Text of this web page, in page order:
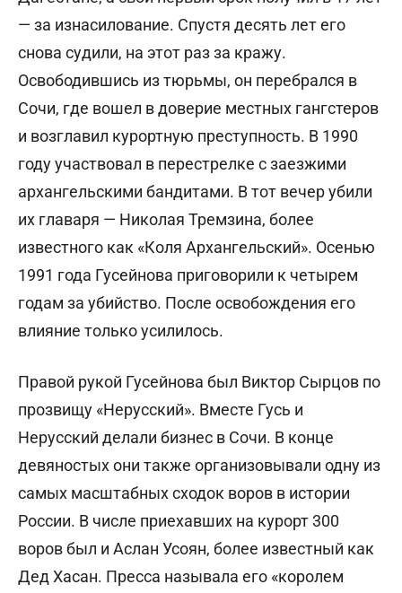
— за изнасилование. Спустя десять лет его
снова судили, на этот раз за кражу.
Освободившись из тюрьмы, он перебрался в
Сочи, где вошел в доверие местных гангстеров
и возглавил курортную преступность. В 1990
году участвовал в перестрелке с заезжими
архангельскими бандитами. В тот вечер убили
их главаря — Николая Тремзина, более
известного как «Коля Архангельский». Осенью
1991 года Гусейнова приговорили к четырем
годам за убийство. После освобождения его
влияние только усилилось.
Правой рукой Гусейнова был Виктор Сырцов по
прозвищу «Нерусский». Вместе Гусь и
Нерусский делали бизнес в Сочи. В конце
девяностых они также организовывали одну из
самых масштабных сходок воров в истории
России. В числе приехавших на курорт 300
воров был и Аслан Усоян, более известный как
Дед Хасан. Пресса называла его «королем